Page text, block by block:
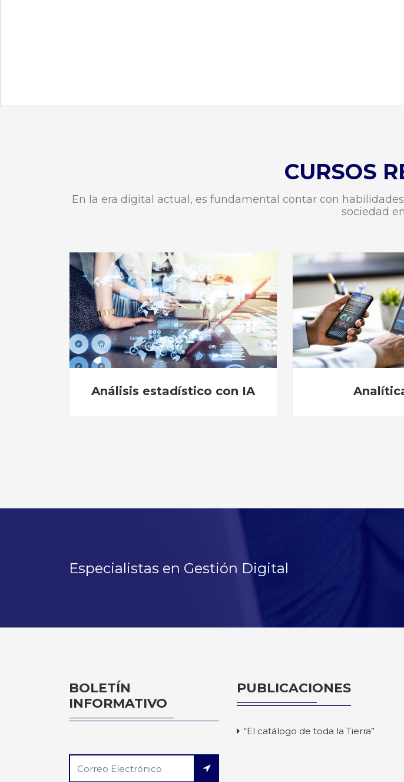
CURSOS
En la era digital actual, es fundamental contar con
sociedad
Analítica web
Especialistas en Gestión Digital
BOLETÍN
INFORMATIVO
PUBLICACIONES
“El catálogo de toda la Tierra”